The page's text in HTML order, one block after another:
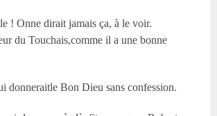
! Onne dirait jamais ça, à le voir.
du Touchais,comme il a une bonne
donneraitle Bon Dieu sans confession.